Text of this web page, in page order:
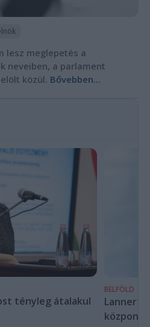
lesz meglepetés a
neveiben, a parlament
közül. Bővebben...
tényleg átalakul
BELFÖLD
Lannert